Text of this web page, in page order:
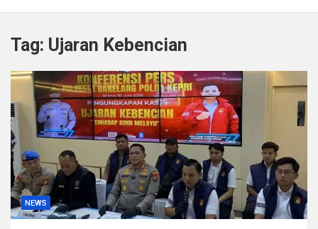
Kapolda Sumsel Tekankan Tiga Langkah Cegah
Satpol PP Bandung Tertibkan 645 Bangunan Liar dalam
Polisi Bongkar Dugaan Peredaran Sabu di Bengkulu,
Puluhan Gram Narkotika Disita
Kurir Ganja Ditangkap, Puluhan Paket Digagalkan Polisi
di Pasaman Barat
Tag: Ujaran Kebencian
NEWS